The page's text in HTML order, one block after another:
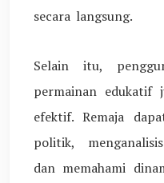
secara langsung.
Selain itu,
permainan edukatif
efektif. Remaja
politik,
dan memahami